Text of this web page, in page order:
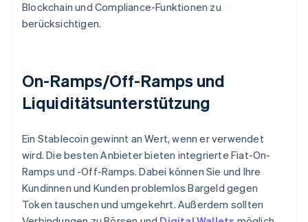
Blockchain und Compliance-Funktionen zu
berücksichtigen.
On-Ramps/Off-Ramps und
Liquiditätsunterstützung
Ein Stablecoin gewinnt an Wert, wenn er verwendet
wird. Die besten Anbieter bieten integrierte Fiat-On-
Ramps und -Off-Ramps. Dabei können Sie und Ihre
Kundinnen und Kunden problemlos Bargeld gegen
Token tauschen und umgekehrt. Außerdem sollten